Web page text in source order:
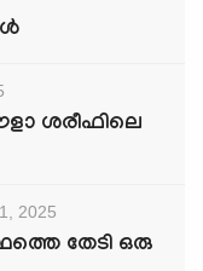
ശരീഫിലെ
2025
തേടി ഒരു